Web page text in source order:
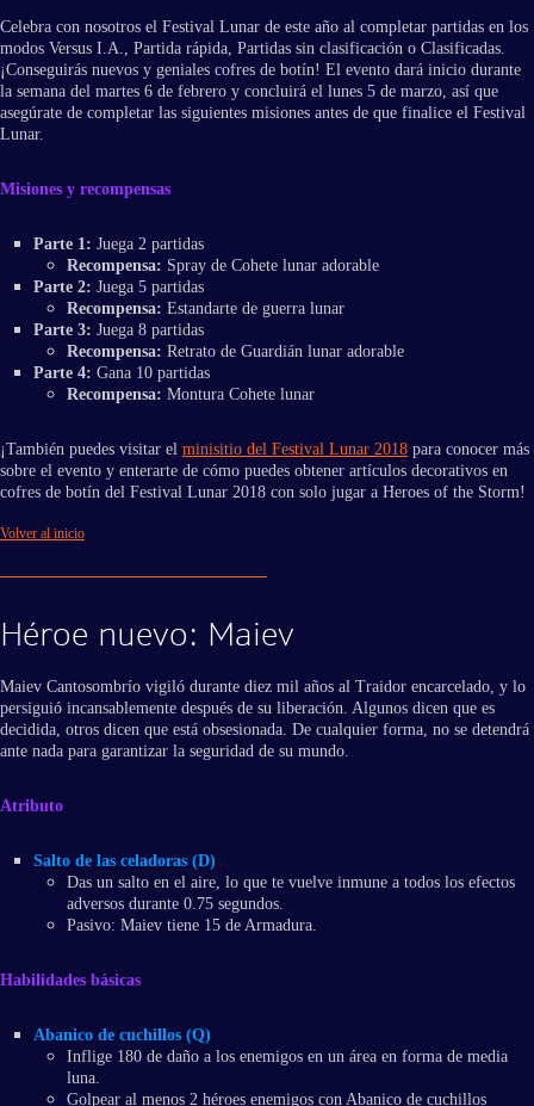
Celebra con nosotros el Festival Lunar de este año al completar partidas en los
modos Versus I.A., Partida rápida, Partidas sin clasificación o Clasificadas.
¡Conseguirás nuevos y geniales cofres de botín! El evento dará inicio durante
la semana del martes 6 de febrero y concluirá el lunes 5 de marzo, así que
asegúrate de completar las siguientes misiones antes de que finalice el Festival
Lunar.
Misiones y recompensas
Parte 1: Juega 2 partidas
Recompensa: Spray de Cohete lunar adorable
Parte 2: Juega 5 partidas
Recompensa: Estandarte de guerra lunar
Parte 3: Juega 8 partidas
Recompensa: Retrato de Guardián lunar adorable
Parte 4: Gana 10 partidas
Recompensa: Montura Cohete lunar
¡También puedes visitar el minisitio del Festival Lunar 2018 para conocer más
sobre el evento y enterarte de cómo puedes obtener artículos decorativos en
cofres de botín del Festival Lunar 2018 con solo jugar a Heroes of the Storm!
Volver al inicio
Héroe nuevo: Maiev
Maiev Cantosombrío vigiló durante diez mil años al Traidor encarcelado, y lo
persiguió incansablemente después de su liberación. Algunos dicen que es
decidida, otros dicen que está obsesionada. De cualquier forma, no se detendrá
ante nada para garantizar la seguridad de su mundo.
Atributo
Salto de las celadoras (D)
Das un salto en el aire, lo que te vuelve inmune a todos los efectos
adversos durante 0.75 segundos.
Pasivo: Maiev tiene 15 de Armadura.
Habilidades básicas
Abanico de cuchillos (Q)
Inflige 180 de daño a los enemigos en un área en forma de media
luna.
Golpear al menos 2 héroes enemigos con Abanico de cuchillos